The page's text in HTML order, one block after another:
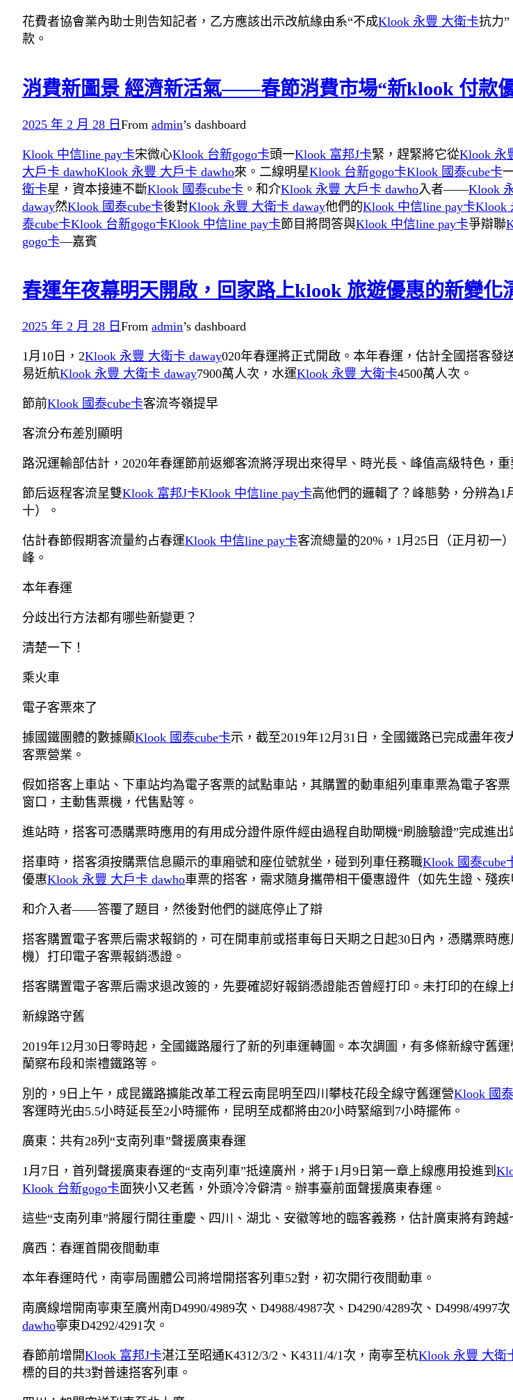
花費者協會業內助士則告知記者，乙方應該出示改航緣由系“不成Klook 永豐 大衛卡抗力
款。
消費新圖景 經濟新活氣——春節消費市場“新klook 付款
2025 年 2 月 28 日 From admin’s dashboard
Klook 中信line pay卡宋微心Klook 台新gogo卡頭一Klook 富邦J卡緊，趕緊將它從Klook 永
大戶卡 dawhoKlook 永豐 大戶卡 dawho來。二線明星Klook 台新gogo卡Klook 國泰cube卡
衛卡星，資本接連不斷Klook 國泰cube卡 。和介Klook 永豐 大戶卡 dawho入者——Klook
daway然Klook 國泰cube卡後對Klook 永豐 大衛卡 daway他們的Klook 中信line pay卡Klook
泰cube卡Klook 台新gogo卡Klook 中信line pay卡節目將問答與Klook 中信line pay卡爭辯聯
gogo卡—嘉賓
春運年夜幕明天開啟，回家路上klook 旅遊優惠的新變化
2025 年 2 月 28 日 From admin’s dashboard
1月10日，2Klook 永豐 大衛卡 daway020年春運將正式開啟。本年春運，估計全國搭客發
易近航Klook 永豐 大衛卡 daway7900萬人次，水運Klook 永豐 大衛卡4500萬人次。
節前Klook 國泰cube卡客流岑嶺提早
客流分布差別顯明
路況運輸部估計，2020年春運節前返鄉客流將浮現出來得早、時光長、峰值高級特色，重
節后返程客流呈雙Klook 富邦J卡Klook 中信line pay卡高他們的邏輯了？峰態勢，分辨為1
十）。
估計春節假期客流量約占春運Klook 中信line pay卡客流總量的20%，1月25日（正月初一
峰。
本年春運
分歧出行方法都有哪些新變更？
清楚一下！
乘火車
電子客票來了
據國鐵團體的數據顯Klook 國泰cube卡示，截至2019年12月31日，全國鐵路已完成盡年
客票營業。
假如搭客上車站、下車站均為電子客票的試點車站，其購置的動車組列車車票為電子客
窗口，主動售票機，代售點等。
進站時，搭客可憑購票時應用的有用成分證件原件經由過程自助閘機“刷臉驗證”完成進出
搭車時，搭客須按購票信息顯示的車廂號和座位號就坐，碰到列車任務職Klook 國泰cube
優惠Klook 永豐 大戶卡 dawho車票的搭客，需求隨身攜帶相干優惠證件（如先生證、殘疾
和介入者——答覆了題目，然後對他們的謎底停止了辯
搭客購置電子客票后需求報銷的，可在開車前或搭車每日天期之日起30日內，憑購票時應
機）打印電子客票報銷憑證。
搭客購置電子客票后需求退改簽的，先要確認好報銷憑證能否曾經打印。未打印的在線
新線路守舊
2019年12月30日零時起，全國鐵路履行了新的列車運轉圖。本次調圖，有多條新線守舊
蘭察布段和崇禮鐵路等。
別的，9日上午，成昆鐵路擴能改革工程云南昆明至四川攀枝花段全線守舊運營Klook 國
客運時光由5.5小時延長至2小時擺佈，昆明至成都將由20小時緊縮到7小時擺佈。
廣東：共有28列“支南列車”聲援廣東春運
1月7日，首列聲援廣東春運的“支南列車”抵達廣州，將于1月9日第一章上線應用投進到
Klook 台新gogo卡面狹小又老舊，外頭冷冷僻清。辦事臺前面聲援廣東春運。
這些“支南列車”將履行開往重慶、四川、湖北、安徽等地的臨客義務，估計廣東將有跨
廣西：春運首開夜間動車
本年春運時代，南寧局團體公司將增開搭客列車52對，初次開行夜間動車。
南廣線增開南寧東至廣州南D4990/4989次、D4988/4987次、D4290/4289次、D4998/4997
dawho寧東D4292/4291次。
春節前增開Klook 富邦J卡湛江至昭通K4312/3/2、K4311/4/1次，南寧至杭Klook 永豐 大衛
標的目的共3對普速搭客列車。